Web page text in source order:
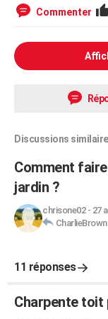
Commenter
Discussions
Comment
jardin ?
chrisone02- 27
CharlieBrown
11 réponses
Charpente toit